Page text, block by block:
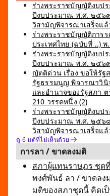
ร่างพระราชบัญญัติงบป
ปีงบประมาณ พ.ศ. ๒๕๖
วิสามัญพิจารณาเสร็จแล้
ร่างพระราชบัญญัติการ
ประเทศไทย (ฉบับที่ ..) พ
ร่างพระราชบัญญัติงบป
ปีงบประมาณ พ.ศ. ๒๕๖
ญัตติด่วน เรื่อง ขอให้รัฐ
รัฐธรรมนูญ พิจารณาวินิ
และอำนาจของรัฐสภา
210 วรรคหนึ่ง (2)
ร่างพระราชบัญญัติงบป
ปีงบประมาณ พ.ศ. ๒๕๖
วิสามัญพิจารณาเสร็จแล้
ดู 6 มติที่ไม่เห็นด้วย
การลา / ขาดลงมติ
สภาผู้แทนราษฎร ชุด
พงศ์พันธ์ ลา / ขาดลง
มติของสภาชุดนี้ คิดเ